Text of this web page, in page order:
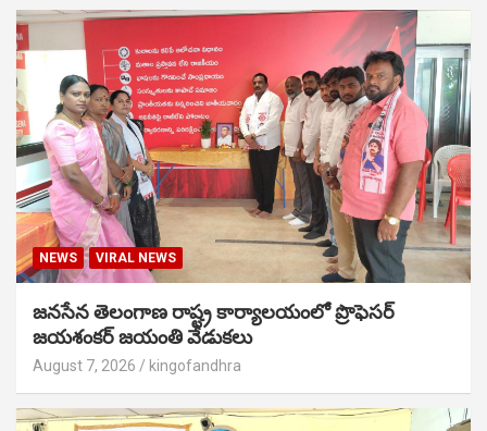
NEWS VIRAL NEWS
జనసేన తెలంగాణ రాష్ట్ర కార్యాలయంలో ప్రొఫెసర్
జయశంకర్ జయంతి వేడుకలు
August 7, 2026 kingofandhra